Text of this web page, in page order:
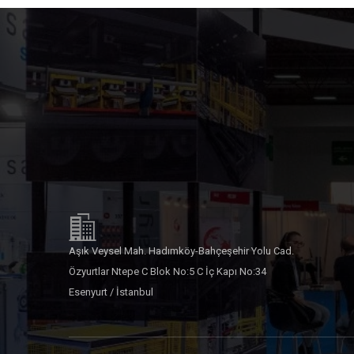
Aşık Veysel Mah. Hadımköy-Bahçeşehir Yolu Cad.
Özyurtlar Ntepe C Blok No:5 C İç Kapı No:34
Esenyurt / İstanbul